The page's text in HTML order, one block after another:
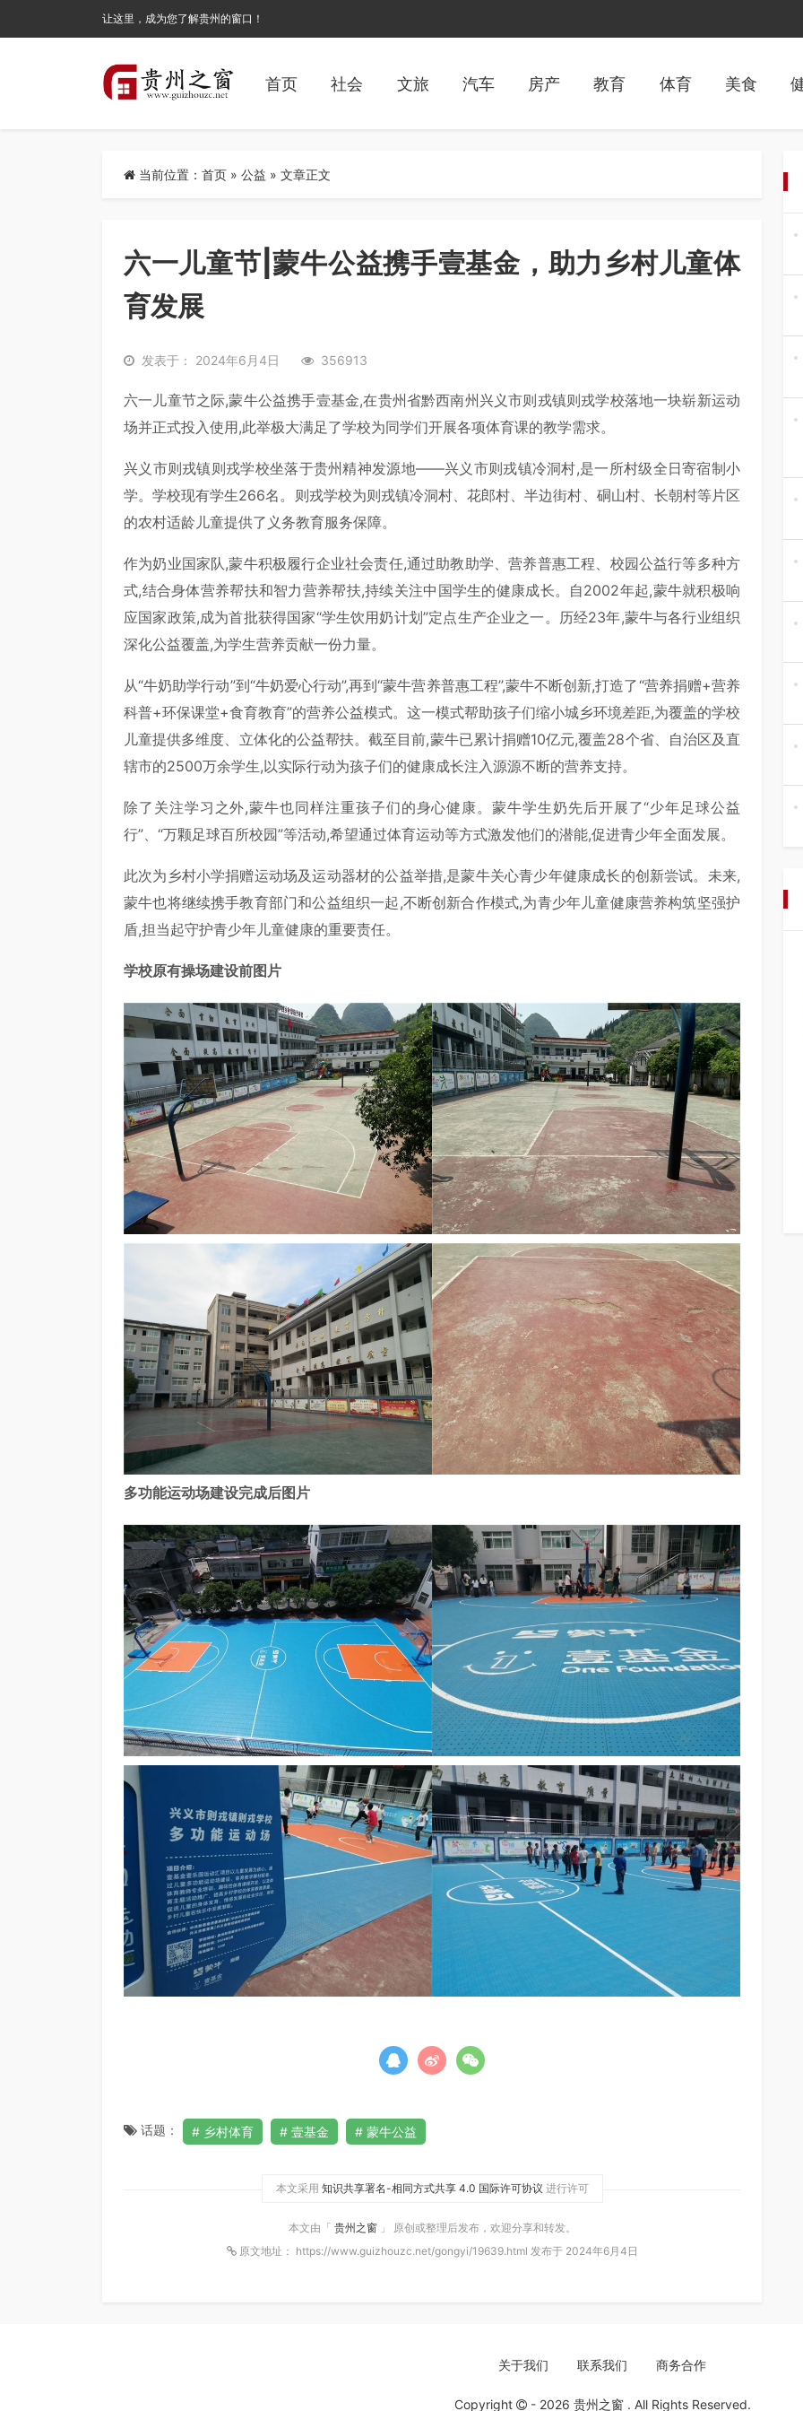
让这里，成为您了解贵州的窗口！
首页 社会 文旅 汽车 房产 教育 体育 美食
当前位置： 首页 » 公益 » 文章正文
六一儿童节|蒙牛公益携手壹基金，助力乡村儿童体
育发展
发表于： 2024年6月4日 356913
六一儿童节之际,蒙牛公益携手壹基金,在贵州省黔西南州兴义市则戎镇则戎学校落地一块崭新运动
场并正式投入使用,此举极大满足了学校为同学们开展各项体育课的教学需求。
兴义市则戎镇则戎学校坐落于贵州精神发源地——兴义市则戎镇冷洞村,是一所村级全日寄宿制小
学。学校现有学生266名。则戎学校为则戎镇冷洞村、花郎村、半边街村、硐山村、长朝村等片区
的农村适龄儿童提供了义务教育服务保障。
作为奶业国家队,蒙牛积极履行企业社会责任,通过助教助学、营养普惠工程、校园公益行等多种方
式,结合身体营养帮扶和智力营养帮扶,持续关注中国学生的健康成长。自2002年起,蒙牛就积极响
应国家政策,成为首批获得国家“学生饮用奶计划”定点生产企业之一。历经23年,蒙牛与各行业组织
深化公益覆盖,为学生营养贡献一份力量。
从“牛奶助学行动”到“牛奶爱心行动”,再到“蒙牛营养普惠工程”,蒙牛不断创新,打造了“营养捐赠+营养
科普+环保课堂+食育教育”的营养公益模式。这一模式帮助孩子们缩小城乡环境差距,为覆盖的学校
儿童提供多维度、立体化的公益帮扶。截至目前,蒙牛已累计捐赠10亿元,覆盖28个省、自治区及直
辖市的2500万余学生,以实际行动为孩子们的健康成长注入源源不断的营养支持。
除了关注学习之外,蒙牛也同样注重孩子们的身心健康。蒙牛学生奶先后开展了“少年足球公益
行”、“万颗足球百所校园”等活动,希望通过体育运动等方式激发他们的潜能,促进青少年全面发展。
此次为乡村小学捐赠运动场及运动器材的公益举措,是蒙牛关心青少年健康成长的创新尝试。未来,
蒙牛也将继续携手教育部门和公益组织一起,不断创新合作模式,为青少年儿童健康营养构筑坚强护
盾,担当起守护青少年儿童健康的重要责任。
学校原有操场建设前图片
多功能运动场建设完成后图片
话题： 乡村体育 壹基金 蒙牛公益
本文采用 知识共享署名-相同方式共享 4.0 国际许可协议 进行许可
本文由「 贵州之窗 」 原创或整理后发布，欢迎分享和转发。
原文地址： https://www.guizhouzc.net/gongyi/19639.html 发布于 2024年6月4日
关于我们 联系我们 商务合作
Copyright - 2026 贵州之窗 . All Rights Reserved.